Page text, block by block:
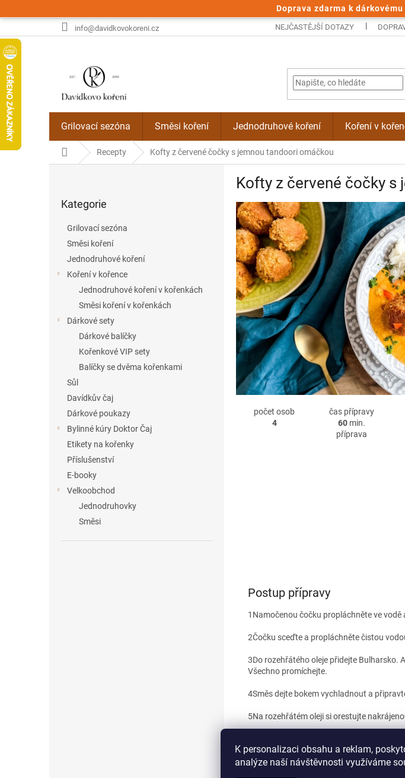
Doprava zdarma k
K personalizaci obsahu a reklam,
analýze naší návštěvnosti využíváme
na
info@davidkovokoreni.cz NEJČASTĚJŠÍ DOTAZY
Grilovací sezóna Směsi koření Jednodruhové koření Koření v
Domů Recepty Kofty z červené čočky s jemnou tandoori omáčkou
kategorie
Kategorie
Grilovací sezóna
Směsi koření
Jednodruhové koření
Koření v kořence
Jednodruhové koření v kořenkách
Směsi koření v kořenkách
Dárkové sety
Dárkové balíčky
Kořenkové VIP sety
Balíčky se dvěma kořenkami
Sůl
Davídkův čaj
Dárkové poukazy
Bylinné kúry Doktor Čaj
Etikety na kořenky
Příslušenství
E-booky
Velkoobchod
Jednodruhovky
Směsi
Kofty z červené čočky
počet osob
4
čas přípravy
60min.
příprava
Postup přípravy
1 Namočenou čočku propláchněte ve
2Čočku sceďte a propláchněte čistou
3Do rozehřátého oleje přidejte Bulharsko.
Všechno promíchejte.
4Směs dejte bokem vychladnout a
5Na rozehřátém oleji si orestujte
Přidejte nakrájenou a očištěnou mrkev
koření Orient.
Až koření začne vonět, přidejte kešu